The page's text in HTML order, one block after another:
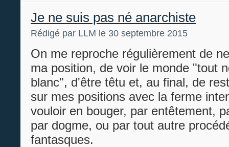
Je ne suis pas né anarchiste
Rédigé par LLM le 30 septembre 2015
On me reproche régulièrement de
ma position, de voir le monde "tout
blanc", d'être têtu et, au final, de
sur mes positions avec la ferme
vouloir en bouger, par entêtement,
par dogme, ou par tout autre
fantasques.